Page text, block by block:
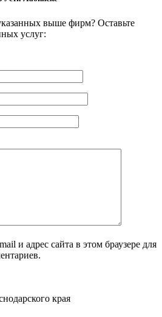
выше фирм? Оставьте
услуг:
и адрес сайта в этом браузере для
края